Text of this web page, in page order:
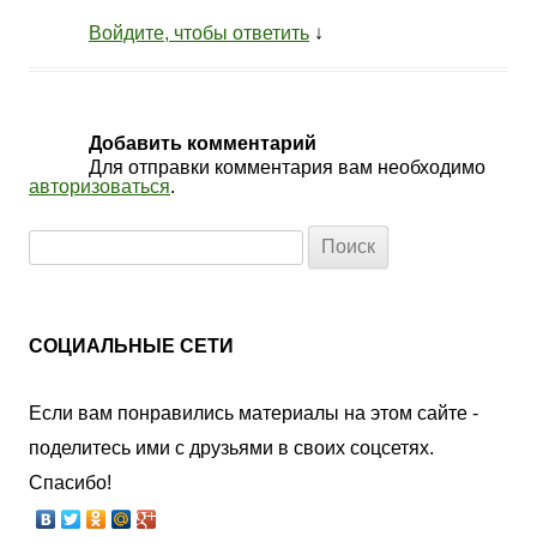
Войдите, чтобы ответить ↓
Добавить комментарий
Для отправки комментария вам необходимо
авторизоваться.
СОЦИАЛЬНЫЕ СЕТИ
Если вам понравились материалы на этом сайте -
поделитесь ими с друзьями в своих соцсетях.
Спасибо!